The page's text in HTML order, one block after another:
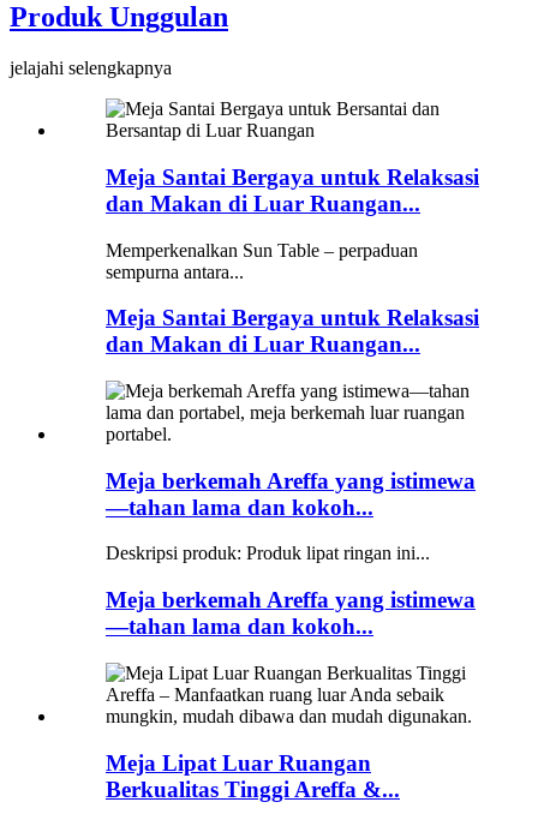
Produk Unggulan
jelajahi selengkapnya
Meja Santai Bergaya untuk Relaksasi
dan Makan di Luar Ruangan...
Memperkenalkan Sun Table – perpaduan
sempurna antara...
Meja Santai Bergaya untuk Relaksasi
dan Makan di Luar Ruangan...
Meja berkemah Areffa yang istimewa
—tahan lama dan kokoh...
Deskripsi produk: Produk lipat ringan ini...
Meja berkemah Areffa yang istimewa
—tahan lama dan kokoh...
Meja Lipat Luar Ruangan
Berkualitas Tinggi Areffa &...